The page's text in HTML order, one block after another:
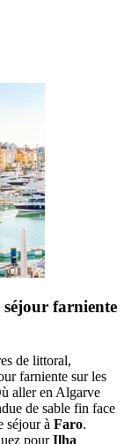
farniente
de littoral,
farniente sur les
aller en Algarve
de sable fin face
séjour à Faro.
pourIlha